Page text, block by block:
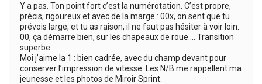
Y a pas. Ton point fort c’est la numérotation. C’est propre,
précis, rigoureux et avec de la marge : 00x, on sent que tu
prévois large, et tu as raison, il ne faut pas hésiter à voir loin.
00, ça démarre bien, sur les chapeaux de roue…. Transition
superbe.
Moi j’aime la 1 : bien cadrée, avec du champ devant pour
conserver l’impression de vitesse. Les N/B me rappellent ma
jeunesse et les photos de Miroir Sprint.